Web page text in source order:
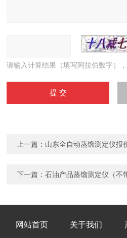
请输入计算结果（填写阿拉伯数字）
上一篇： 山东全自动蒸馏测定仪报
下一篇：石油产品蒸馏测定仪（不
网站首页 关于我们